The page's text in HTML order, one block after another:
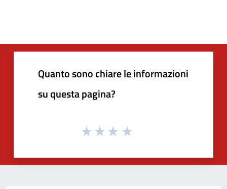
Quanto sono chiare le informazioni
su questa pagina?